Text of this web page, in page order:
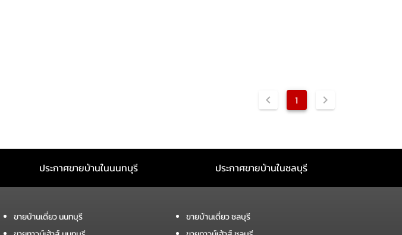
1
ประกาศขายบ้านในนนทบุรี ประกาศขายบ้านในชลบุรี
ขายบ้านเดี่ยว นนทบุรี
ขายบ้านเดี่ยว ชลบุรี